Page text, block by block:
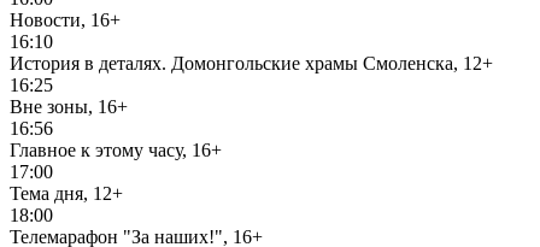
Новости, 16+
16:10
История в деталях. Домонгольские храмы Смоленска, 12+
16:25
Вне зоны, 16+
16:56
Главное к этому часу, 16+
17:00
Тема дня, 12+
18:00
Телемарафон "За наших!", 16+